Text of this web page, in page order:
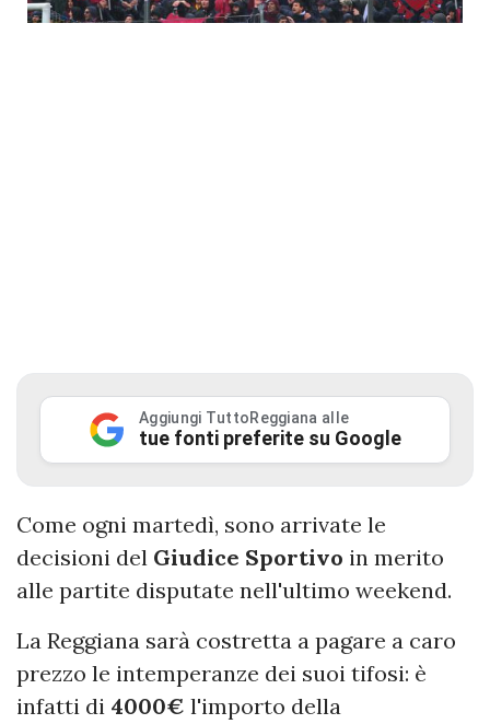
Aggiungi TuttoReggiana alle
tue fonti preferite su Google
Come ogni martedì, sono arrivate le
decisioni del Giudice Sportivo in merito
alle partite disputate nell'ultimo weekend.
La Reggiana sarà costretta a pagare a caro
prezzo le intemperanze dei suoi tifosi: è
infatti di 4000€ l'importo della